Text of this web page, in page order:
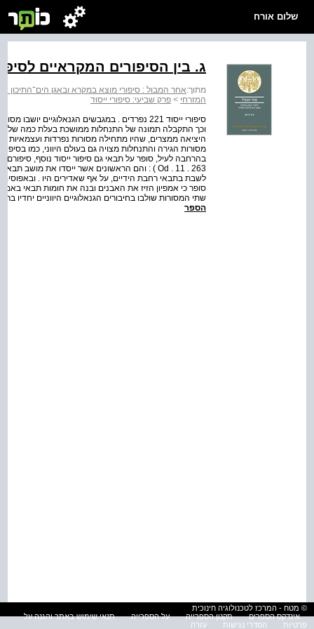
שלום אורח
ג. בין הסיפורים המקראיים
מתוך:אחר המבול : סיפורי מוצא במקרא ובאגן הים־התיכון
המזרחי > פרק שביעי: סיפורי ייסוּד
סיפורי ייסוּד 221 נפרדים . במגבשים הגנאלוגיים
וכך התקבלה תמונה של התנחלות ממושכת בעלת כמה
היציאה ממצרים, שהיו מתחילה מסורות נפרדות ועצמאיות
לשבת בתבאי רחבת הידיים, על אף שאדירים היו . ובאפוסים
שתי המסורות שולבו בחיבורים הגנאלוגיים היווניים
הספר
© מטח - המרכז לטכנולוגיה חינוכית
אינדקס הספרים
תקנון הספרייה על הספרייה
תנאי שימוש באתר והגנה על
פרטיות
הסדרי נגישות עזרה